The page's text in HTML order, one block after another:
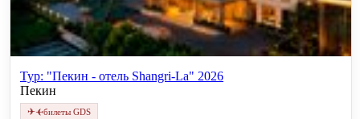
Тур: "Пекин - отель Shangri-La" 2026
Пекин
✈✈билеты GDS